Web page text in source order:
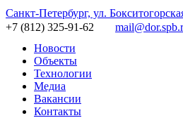
Санкт-Петербург, ул.
+7 (812) 325-91-62
Новости
Объекты
Технологии
Медиа
Вакансии
Контакты